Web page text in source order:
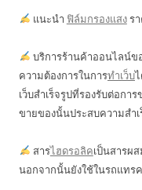
แนะนำ ฟิล์มกรองแสงรา
บริการร้านค้าออนไลน์ข
ความต้องการในการทำเว็บ
เว็บสำเร็จรูปที่รองรับต่อก
ขายของนั้นประสบความสำ
สารไฮดรอลิคเป็นสารผ
นอกจากนั้นยังใช้ในรถแทร